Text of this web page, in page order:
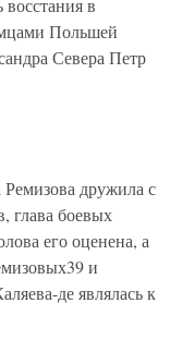
в
Польшей
Севера Петр
дружила с
глава боевых
его оценена, а
и
де являлась к